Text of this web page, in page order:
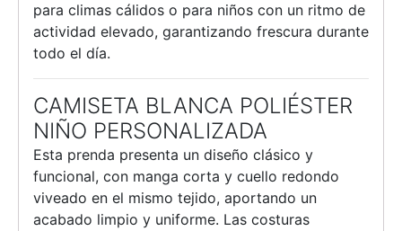
para climas cálidos o para niños con un ritmo de
actividad elevado, garantizando frescura durante
todo el día.
CAMISETA BLANCA POLIÉSTER
NIÑO PERSONALIZADA
Esta prenda presenta un diseño clásico y
funcional, con manga corta y cuello redondo
viveado en el mismo tejido, aportando un
acabado limpio y uniforme. Las costuras